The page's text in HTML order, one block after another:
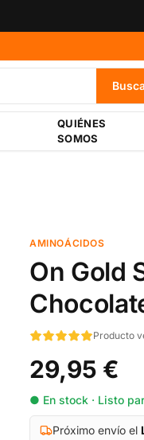
QUIÉNES
SOMOS
AMINOÁCIDOS
On Gold
Producto
29,95 €
● En stock · Listo
Próximo envío el